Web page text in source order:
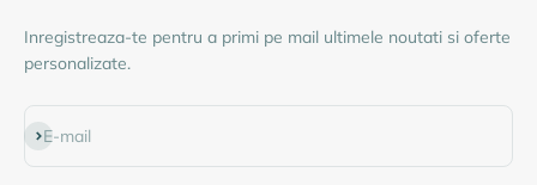
Inregistreaza-te pentru a primi pe mail ultimele noutati si oferte
personalizate.
E-mail
Abonează-te